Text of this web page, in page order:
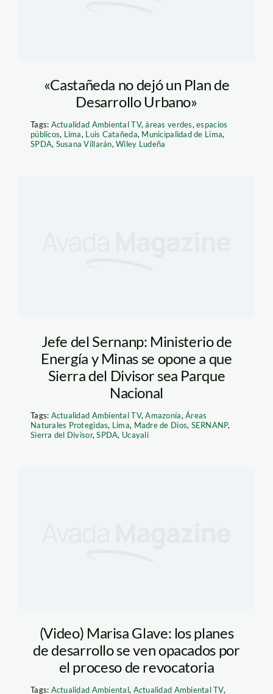
«Castañeda no dejó un Plan de
Desarrollo Urbano»
Tags: Actualidad Ambiental TV,áreas verdes,espacios
públicos, Lima, Luis Catañeda, Municipalidad de Lima,
SPDA, Susana Villarán,Wiley Ludeña
Jefe del Sernanp: Ministerio de
Energía y Minas se opone a que
Sierra del Divisor sea Parque
Nacional
Tags: Actualidad Ambiental TV,Amazonía,Áreas
Naturales Protegidas, Lima, Madre de Dios, SERNANP,
Sierra del Divisor,SPDA, Ucayali
(Video) Marisa Glave: los planes
de desarrollo se ven opacados por
el proceso de revocatoria
Tags: Actualidad Ambiental, Actualidad Ambiental TV,